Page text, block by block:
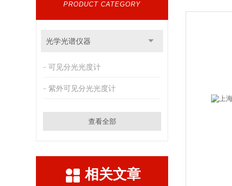
PRODUCT CATEGORY
光学光谱仪器
可见分光光度计
紫外可见分光光度计
查看全部
相关文章